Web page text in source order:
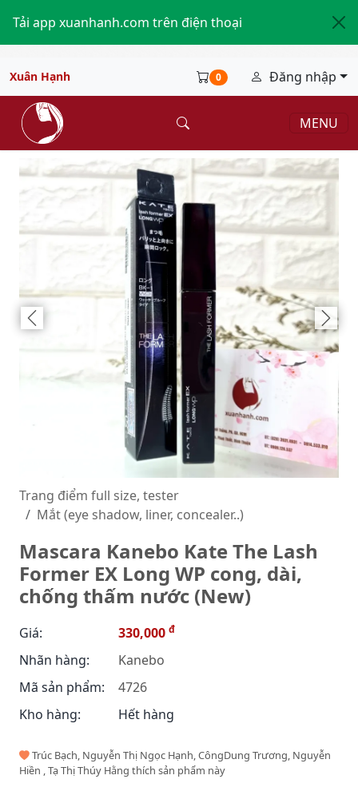
Tải app xuanhanh.com trên điện thoại
Xuân Hạnh 0 Đăng nhập
MENU
Trang điểm full size, tester
Mắt (eye shadow, liner, concealer..)
Mascara Kanebo Kate The Lash
Former EX Long WP cong, dài,
chống thấm nước (New)
Giá: 330,000 đ
Nhãn hàng:
Kanebo
Mã sản phẩm:
4726
Kho hàng:
Hết hàng
Trúc Bạch, Nguyễn Thị Ngọc Hạnh, CôngDung Trương, Nguyễn
Hiền , Tạ Thị Thúy Hằng thích sản phẩm này